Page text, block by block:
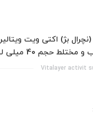
بژ) اکتی ويت ويتالير
حجم 40 میلی لیتر
Vitalayer activit